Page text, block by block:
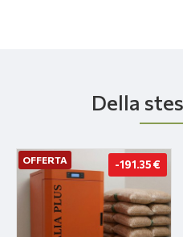
Della
OFFERTA -191.35 €